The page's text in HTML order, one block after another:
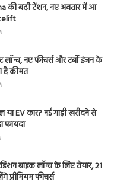
की बढ़ी टेंशन, नए अवतार में आ
लॉन्च, नए फीचर्स और टर्बो इंजन के
है कीमत
EV कार? नई गाड़ी खरीदने से
फायदा
बाइक लॉन्च के लिए तैयार, 21
फीचर्स